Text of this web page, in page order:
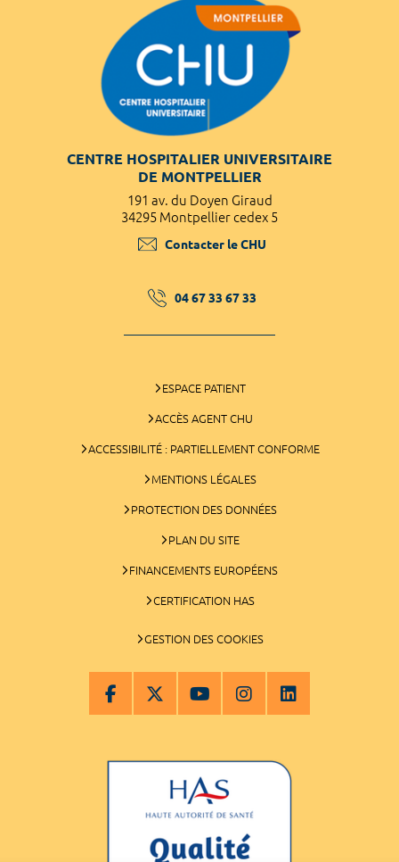
CENTRE HOSPITALIER UNIVERSITAIRE
DE MONTPELLIER
191 av. du Doyen Giraud
34295 Montpellier cedex 5
Contacter le CHU
04 67 33 67 33
ESPACE PATIENT
ACCÈS AGENT CHU
ACCESSIBILITÉ : PARTIELLEMENT CONFORME
MENTIONS LÉGALES
PROTECTION DES DONNÉES
PLAN DU SITE
FINANCEMENTS EUROPÉENS
CERTIFICATION HAS
GESTION DES COOKIES